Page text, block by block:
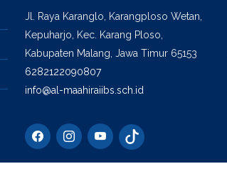
Jl. Raya Karanglo, Karangploso Wetan,
Kepuharjo, Kec. Karang Ploso,
Kabupaten Malang, Jawa Timur 65153
6282122090807
info@al-maahiraiibs.sch.id